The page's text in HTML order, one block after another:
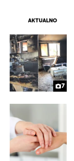
AKTUALNO
7